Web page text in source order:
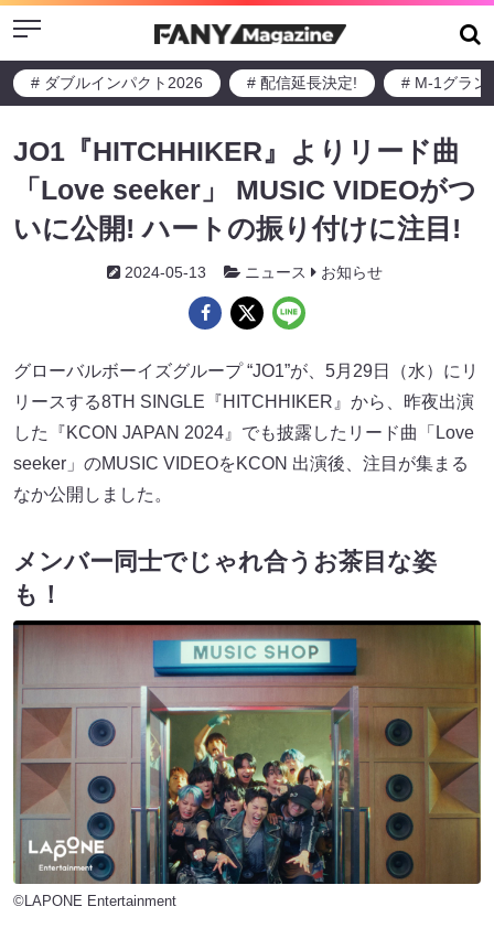
Menu
# ダブルインパクト2026 # 配信延長決定! # M-1グラン
JO1『HITCHHIKER』よりリード曲
「Love seeker」 MUSIC VIDEOがつ
いに公開! ハートの振り付けに注目!
2024-05-13 ニュース お知らせ
グローバルボーイズグループ “JO1”が、5月29日（水）にリ
リースする8TH SINGLE『HITCHHIKER』から、昨夜出演
した『KCON JAPAN 2024』でも披露したリード曲「Love
seeker」のMUSIC VIDEOをKCON 出演後、注目が集まる
なか公開しました。
メンバー同士でじゃれ合うお茶目な姿
も！
©LAPONE Entertainment